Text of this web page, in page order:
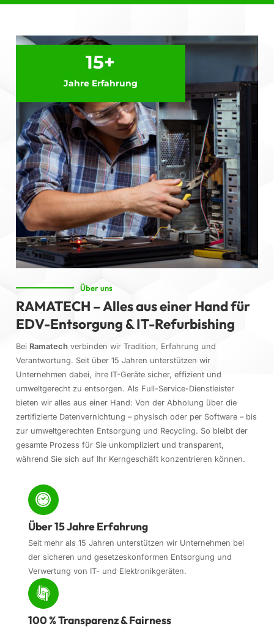
Jahre Erfahrung
15+
Über uns
RAMATECH – Alles aus einer Hand für
EDV-Entsorgung & IT-Refurbishing
Bei Ramatechverbinden wir Tradition, Erfahrung und
Verantwortung. Seit über 15 Jahren unterstützen wir
Unternehmen dabei, ihre IT-Geräte sicher, effizient und
umweltgerecht zu entsorgen. Als Full-Service-Dienstleister
bieten wir alles aus einer Hand: Von der Abholung über die
zertifizierte Datenvernichtung – physisch oder per Software – bis
zur umweltgerechten Entsorgung und Recycling. So bleibt der
gesamte Prozess für Sie unkompliziert und transparent,
während Sie sich auf Ihr Kerngeschäft konzentrieren können.
Über 15 Jahre Erfahrung
Seit mehr als 15 Jahren unterstützen wir Unternehmen bei
der sicheren und gesetzeskonformen Entsorgung und
Verwertung von IT- und Elektronikgeräten.
100 % Transparenz & Fairness